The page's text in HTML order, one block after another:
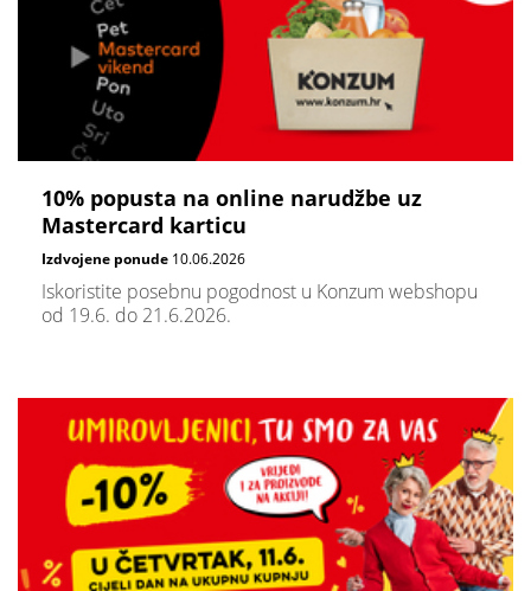
10% popusta na online narudžbe uz
Mastercard karticu
Izdvojene ponude 10.06.2026
Iskoristite posebnu pogodnost u Konzum webshopu
od 19.6. do 21.6.2026.